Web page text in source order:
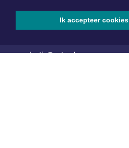
Ik accepteer cookies
1701 BZ Heerhugowaard
redactie@xyto.nl